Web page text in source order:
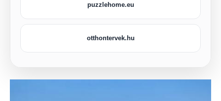
puzzlehome.eu
otthontervek.hu